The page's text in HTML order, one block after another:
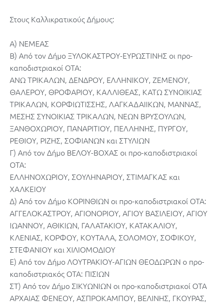
Στους Καλλικρατικούς Δήμους:
Α) ΝΕΜΕΑΣ
Β) Από τον Δήμο ΞΥΛΟΚΑΣΤΡΟΥ-ΕΥΡΩΣΤΙΝΗΣ οι προ-
καποδιστριακοί ΟΤΑ:
ΑΝΩ ΤΡΙΚΑΛΩΝ, ΔΕΝΔΡΟΥ, ΕΛΛΗΝΙΚΟΥ, ΖΕΜΕΝΟΥ,
ΘΑΛΕΡΟΥ, ΘΡΟΦΑΡΙΟΥ, ΚΑΛΛΙΘΕΑΣ, ΚΑΤΩ ΣΥΝΟΙΚΙΑΣ
ΤΡΙΚΑΛΩΝ, ΚΟΡΦΙΩΤΙΣΣΗΣ, ΛΑΓΚΑΔΑΙΙΚΩΝ, ΜΑΝΝΑΣ,
ΜΕΣΗΣ ΣΥΝΟΙΚΙΑΣ ΤΡΙΚΑΛΩΝ, ΝΕΩΝ ΒΡΥΣΟΥΛΩΝ,
ΞΑΝΘΟΧΩΡΙΟΥ, ΠΑΝΑΡΙΤΙΟΥ, ΠΕΛΛΗΝΗΣ, ΠΥΡΓΟΥ,
ΡΕΘΙΟΥ, ΡΙΖΗΣ, ΣΟΦΙΑΝΩΝ και ΣΤΥΛΙΩΝ
Γ) Από τον Δήμο ΒΕΛΟΥ-ΒΟΧΑΣ οι προ-καποδιστριακοί
ΟΤΑ:
ΕΛΛΗΝΟΧΩΡΙΟΥ, ΣΟΥΛΗΝΑΡΙΟΥ, ΣΤΙΜΑΓΚΑΣ και
ΧΑΛΚΕΙΟΥ
Δ) Από τον Δήμο ΚΟΡΙΝΘΙΩΝ οι προ-καποδιστριακοί ΟΤΑ:
ΑΓΓΕΛΟΚΑΣΤΡΟΥ, ΑΓΙΟΝΟΡΙΟΥ, ΑΓΙΟΥ ΒΑΣΙΛΕΙΟΥ, ΑΓΙΟΥ
ΙΩΑΝΝΟΥ, ΑΘΙΚΙΩΝ, ΓΑΛΑΤΑΚΙΟΥ, ΚΑΤΑΚΑΛΙΟΥ,
ΚΛΕΝΙΑΣ, ΚΟΡΦΟΥ, ΚΟΥΤΑΛΑ, ΣΟΛΟΜΟΥ, ΣΟΦΙΚΟΥ,
ΣΤΕΦΑΝΙΟΥ και ΧΙΛΙΟΜΟΔΙΟΥ
Ε) Από τον Δήμο ΛΟΥΤΡΑΚΙΟΥ-ΑΓΙΩΝ ΘΕΟΔΩΡΩΝ ο προ-
καποδιστριακός ΟΤΑ: ΠΙΣΙΩΝ
ΣΤ) Από τον Δήμο ΣΙΚΥΩΝΙΩΝ οι προ-καποδιστριακοί ΟΤΑ
ΑΡΧΑΙΑΣ ΦΕΝΕΟΥ, ΑΣΠΡΟΚΑΜΠΟΥ, ΒΕΛΙΝΗΣ, ΓΚΟΥΡΑΣ,